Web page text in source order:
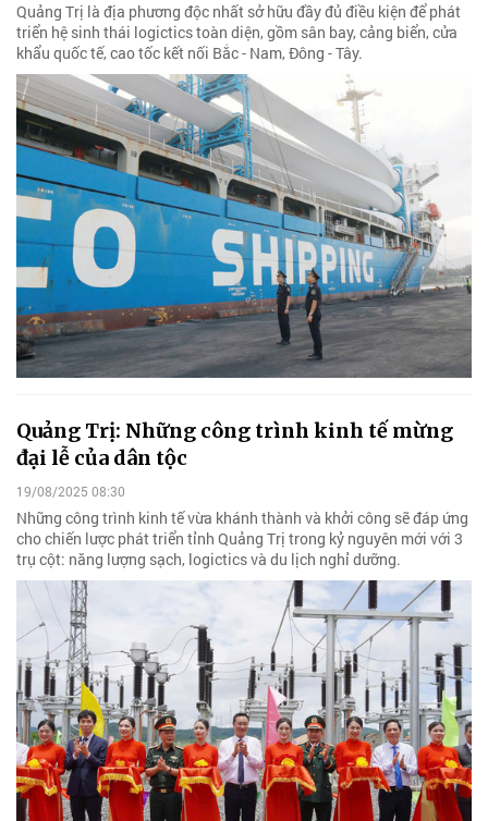
Quảng Trị là địa phương độc nhất sở hữu đầy đủ điều kiện để phát
triển hệ sinh thái logictics toàn diện, gồm sân bay, cảng biển, cửa
khẩu quốc tế, cao tốc kết nối Bắc - Nam, Đông - Tây.
Quảng Trị: Những công trình kinh tế mừng
đại lễ của dân tộc
19/08/2025 08:30
Những công trình kinh tế vừa khánh thành và khởi công sẽ đáp ứng
cho chiến lược phát triển tỉnh Quảng Trị trong kỷ nguyên mới với 3
trụ cột: năng lượng sạch, logictics và du lịch nghỉ dưỡng.